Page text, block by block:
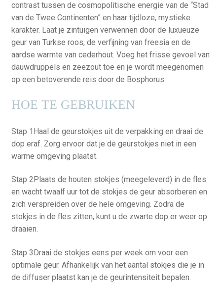
contrast tussen de cosmopolitische energie van de “Stad
van de Twee Continenten” en haar tijdloze, mystieke
karakter. Laat je zintuigen verwennen door de luxueuze
geur van Turkse roos, de verfijning van freesia en de
aardse warmte van cederhout. Voeg het frisse gevoel van
dauwdruppels en zeezout toe en je wordt meegenomen
op een betoverende reis door de Bosphorus.
HOE TE GEBRUIKEN
Stap 1Haal de geurstokjes uit de verpakking en draai de
dop eraf. Zorg ervoor dat je de geurstokjes niet in een
warme omgeving plaatst.
Stap 2Plaats de houten stokjes (meegeleverd) in de fles
en wacht twaalf uur tot de stokjes de geur absorberen en
zich verspreiden over de hele omgeving. Zodra de
stokjes in de fles zitten, kunt u de zwarte dop er weer op
draaien.
Stap 3Draai de stokjes eens per week om voor een
optimale geur. Afhankelijk van het aantal stokjes die je in
de diffuser plaatst kan je de geurintensiteit bepalen.